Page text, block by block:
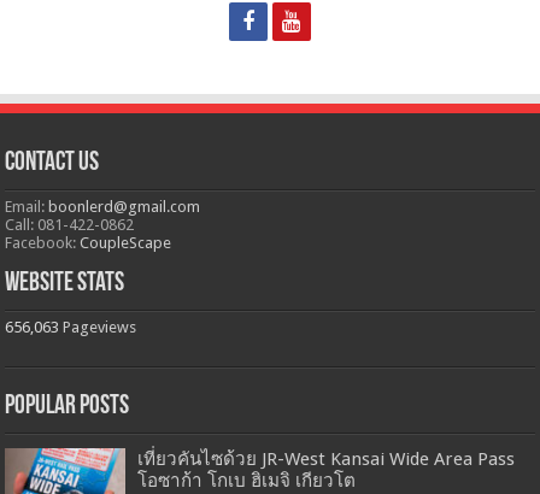
Contact Us
Email:boonlerd@gmail.com
Call: 081-422-0862
Facebook:CoupleScape
Website Stats
656,063 Pageviews
Popular Posts
เที่ยวคันไซด้วย JR-West Kansai Wide Area Pass
โอซาก้า โกเบ ฮิเมจิ เกียวโต